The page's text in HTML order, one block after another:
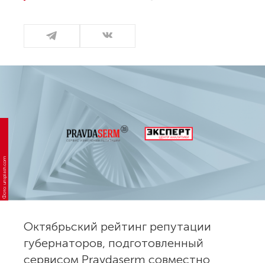
Фото: unsplash.com
Октябрьский рейтинг репутации
губернаторов, подготовленный
сервисом Pravdaserm совместно